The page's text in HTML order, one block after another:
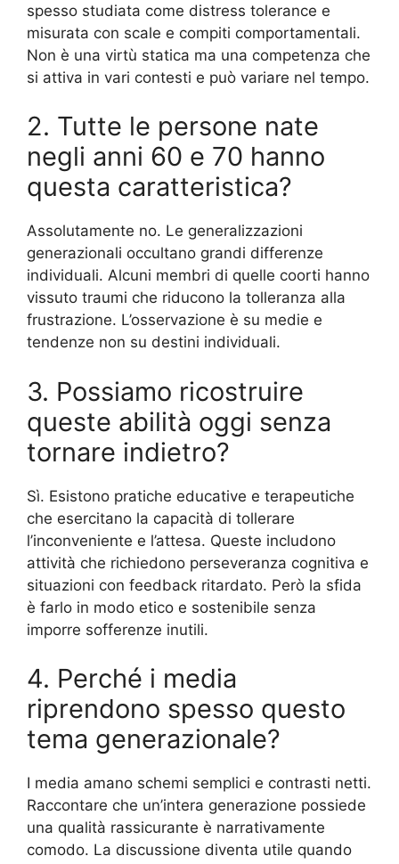
spesso studiata come distress tolerance e
misurata con scale e compiti comportamentali.
Non è una virtù statica ma una competenza che
si attiva in vari contesti e può variare nel tempo.
2. Tutte le persone nate
negli anni 60 e 70 hanno
questa caratteristica?
Assolutamente no. Le generalizzazioni
generazionali occultano grandi differenze
individuali. Alcuni membri di quelle coorti hanno
vissuto traumi che riducono la tolleranza alla
frustrazione. L’osservazione è su medie e
tendenze non su destini individuali.
3. Possiamo ricostruire
queste abilità oggi senza
tornare indietro?
Sì. Esistono pratiche educative e terapeutiche
che esercitano la capacità di tollerare
l’inconveniente e l’attesa. Queste includono
attività che richiedono perseveranza cognitiva e
situazioni con feedback ritardato. Però la sfida
è farlo in modo etico e sostenibile senza
imporre sofferenze inutili.
4. Perché i media
riprendono spesso questo
tema generazionale?
I media amano schemi semplici e contrasti netti.
Raccontare che un’intera generazione possiede
una qualità rassicurante è narrativamente
comodo. La discussione diventa utile quando